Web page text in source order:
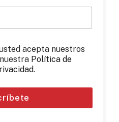
acepta nuestros
Política de
.